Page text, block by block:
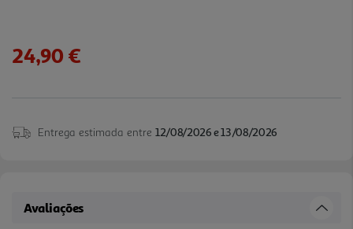
24,90 €
Entrega estimada entre 12/08/2026 e 13/08/2026
Avaliações